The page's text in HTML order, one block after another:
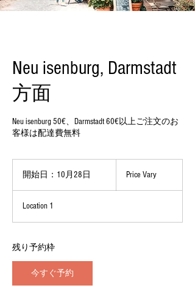
Neu isenburg, Darmstadt
方面
Neu isenburg 50€、Darmstadt 60€以上ご注文のお
客様は配達費無料
開始日：10月28日
1
Price Vary
Location 1
残り予約枠
今すぐ予約